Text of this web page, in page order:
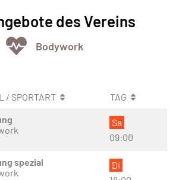
des Vereins
Bodywork
/ SPORTART
TAG
Sa
09:00
spezial
Di